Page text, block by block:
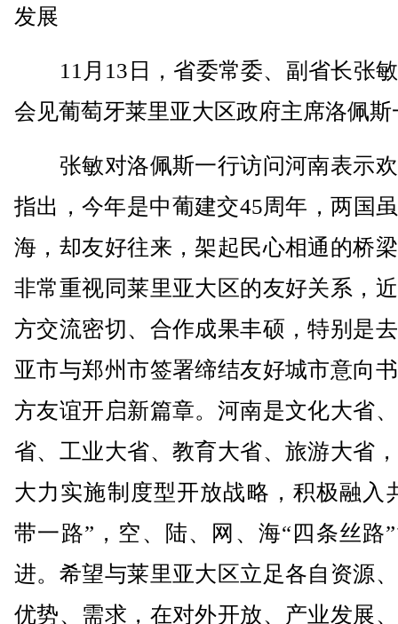
发展
11月13日，省委常委、副省长张
会见葡萄牙莱里亚大区政府主席洛佩斯
张敏对洛佩斯一行访问河南表示
指出，今年是中葡建交45周年，两国
海，却友好往来，架起民心相通的桥
非常重视同莱里亚大区的友好关系，
方交流密切、合作成果丰硕，特别是
亚市与郑州市签署缔结友好城市意向
方友谊开启新篇章。河南是文化大省
省、工业大省、教育大省、旅游大省
大力实施制度型开放战略，积极融入
带一路”，空、陆、网、海“四条丝路
进。希望与莱里亚大区立足各自资源
优势、需求，在对外开放、产业发展